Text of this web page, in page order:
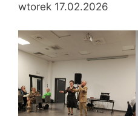
wtorek 17.02.2026